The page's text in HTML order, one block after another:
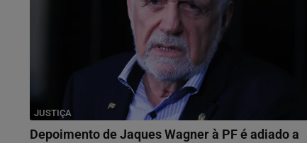
JUSTIÇA
Depoimento de Jaques Wagner à PF é adiado a